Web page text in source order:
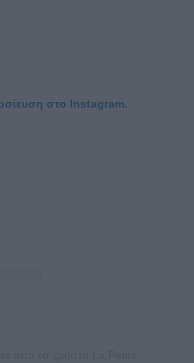
στο Instagram.